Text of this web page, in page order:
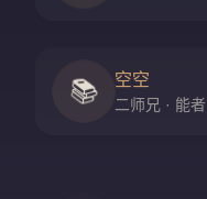
📚 空空
二师兄 · 能者